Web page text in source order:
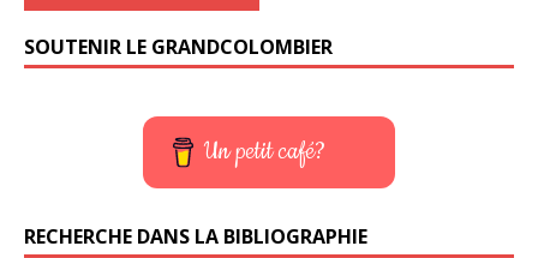
SOUTENIR LE GRANDCOLOMBIER
Un petit café?
RECHERCHE DANS LA BIBLIOGRAPHIE